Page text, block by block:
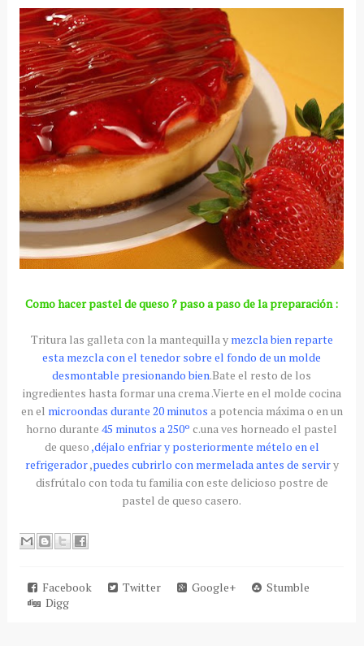
Como hacer pastel de queso ? paso a paso de la preparación :
Tritura las galleta con la mantequilla y mezcla bien reparte
esta mezcla con el tenedor sobre el fondo de un molde
desmontable presionando bien.Bate el resto de los
ingredientes hasta formar una crema .Vierte en el molde cocina
en el microondas durante 20 minutos a potencia máxima o en un
horno durante 45 minutos a 250º c.una ves horneado el pastel
de queso ,déjalo enfriar y posteriormente mételo en el
refrigerador,puedes cubrirlo con mermelada antes de serviry
disfrútalo con toda tu familia con este delicioso postre de
pastel de queso casero.
Facebook Twitter Google+
Stumble
Digg